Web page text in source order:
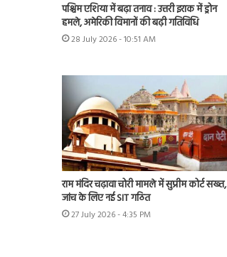
पश्चिम एशिया में बढ़ा तनाव : उत्तरी इराक में ड्रोन
हमले, अमेरिकी विमानों की बढ़ी गतिविधि
28 July 2026 - 10:51 AM
राम मंदिर चढ़ावा चोरी मामले में सुप्रीम कोर्ट सख्त,
जांच के लिए नई SIT गठित
27 July 2026 - 4:35 PM